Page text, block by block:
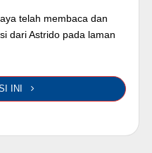
telah membaca dan
dari Astrido pada laman
INI